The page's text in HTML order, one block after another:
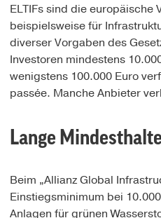
ELTIFs sind die
beispielsweise für
diverser Vorgaben des
Investoren mindestens
wenigstens 100.000 Euro
passée. Manche Anbieter
Lange
Beim „Allianz Global
Einstiegsminimum bei
Anlagen für grünen